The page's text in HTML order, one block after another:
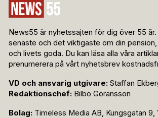
News55 är nyhetssajten för dig över 55
senaste och det viktigaste om din pension,
och livets goda. Du kan läsa alla våra
prenumerera på vårt nyhetsbrev
VD och ansvarig utgivare: Staffan
Redaktionschef: Bilbo Göransson
Bolag: Timeless Media AB, Kungsgatan 9,